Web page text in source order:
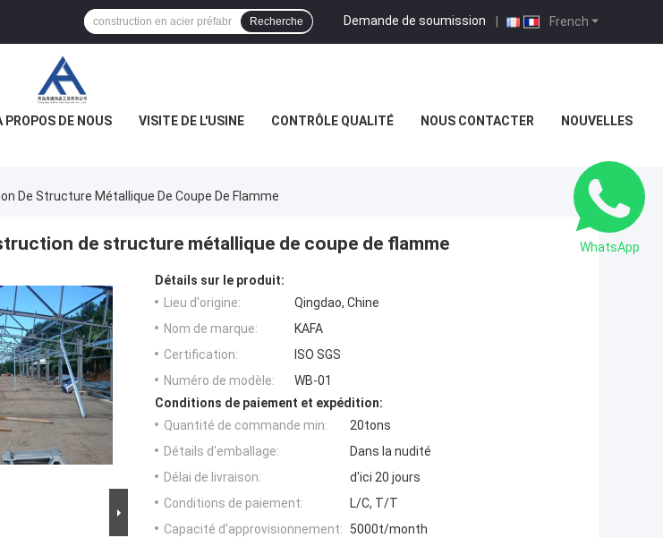
French
Demande de soumission |
Recherche
PROPOS DE NOUS VISITE DE L'USINE CONTRÔLE QUALITÉ NOUS CONTACTER NOUVELLES
De Structure Métallique De Coupe De Flamme
de structure métallique de coupe de flamme
Détails sur le produit:
Lieu d'origine:
Qingdao, Chine
Nom de marque:
KAFA
Certification:
ISO SGS
Numéro de modèle:
WB-01
Conditions de paiement et expédition:
Quantité de commande min:
20tons
Détails d'emballage:
Dans la nudité
Délai de livraison:
d'ici 20 jours
Conditions de paiement:
L/C, T/T
Capacité d'approvisionnement:
5000t/month
WhatsApp